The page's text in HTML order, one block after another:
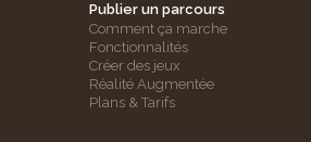
Publier un parcours
Comment ça marche
Fonctionnalités
Créer des jeux
Réalité Augmentée
Plans & Tarifs